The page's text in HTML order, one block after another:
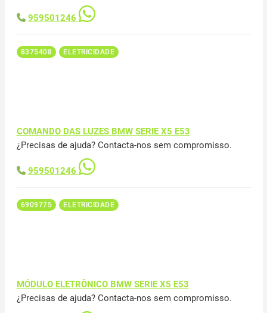
959501246
8375408 ELETRICIDADE
COMANDO DAS LUZES BMW SERIE X5 E53
¿Precisas de ajuda? Contacta-nos sem compromisso.
959501246
6909775 ELETRICIDADE
MÓDULO ELETRÔNICO BMW SERIE X5 E53
¿Precisas de ajuda? Contacta-nos sem compromisso.